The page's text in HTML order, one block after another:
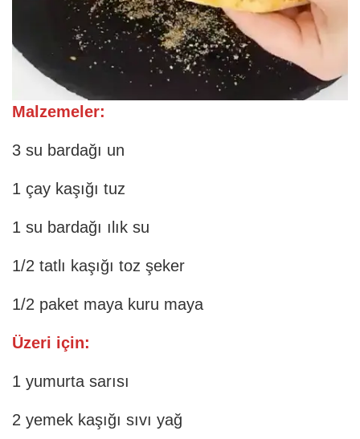
Malzemeler:
3 su bardağı un
1 çay kaşığı tuz
1 su bardağı ılık su
1/2 tatlı kaşığı toz şeker
1/2 paket maya kuru maya
Üzeri için:
1 yumurta sarısı
2 yemek kaşığı sıvı yağ